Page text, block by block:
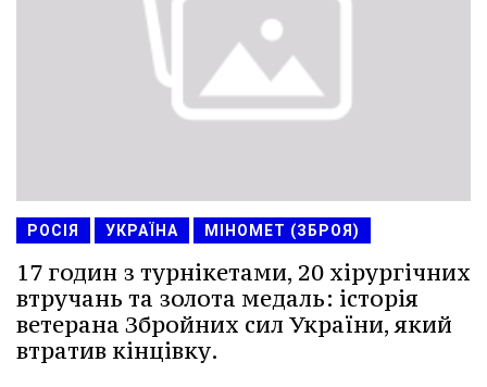
РОСІЯ УКРАЇНА МІНОМЕТ (ЗБРОЯ)
17 годин з турнікетами, 20 хірургічних
втручань та золота медаль: історія
ветерана Збройних сил України, який
втратив кінцівку.